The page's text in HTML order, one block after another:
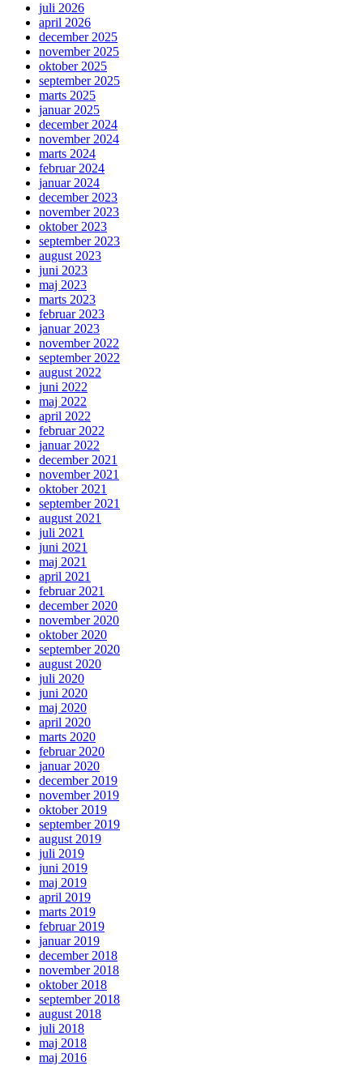
juli 2026
april 2026
december 2025
november 2025
oktober 2025
september 2025
marts 2025
januar 2025
december 2024
november 2024
marts 2024
februar 2024
januar 2024
december 2023
november 2023
oktober 2023
september 2023
august 2023
juni 2023
maj 2023
marts 2023
februar 2023
januar 2023
november 2022
september 2022
august 2022
juni 2022
maj 2022
april 2022
februar 2022
januar 2022
december 2021
november 2021
oktober 2021
september 2021
august 2021
juli 2021
juni 2021
maj 2021
april 2021
februar 2021
december 2020
november 2020
oktober 2020
september 2020
august 2020
juli 2020
juni 2020
maj 2020
april 2020
marts 2020
februar 2020
januar 2020
december 2019
november 2019
oktober 2019
september 2019
august 2019
juli 2019
juni 2019
maj 2019
april 2019
marts 2019
februar 2019
januar 2019
december 2018
november 2018
oktober 2018
september 2018
august 2018
juli 2018
maj 2018
maj 2016